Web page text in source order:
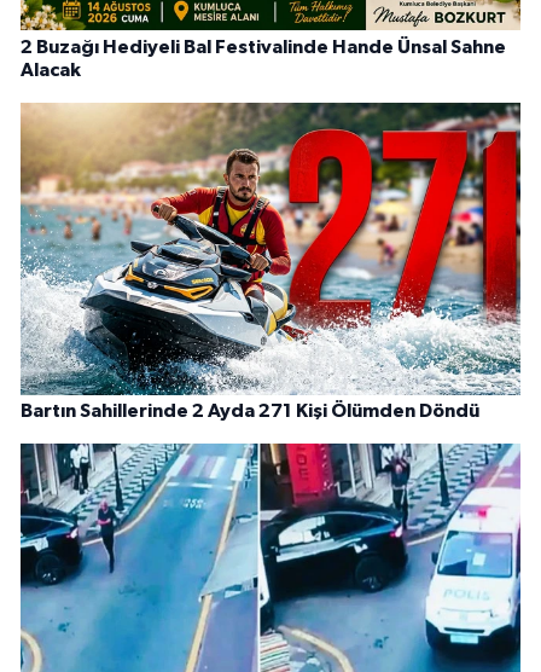
2 Buzağı Hediyeli Bal Festivalinde Hande Ünsal Sahne
Alacak
Bartın Sahillerinde 2 Ayda 271 Kişi Ölümden Döndü